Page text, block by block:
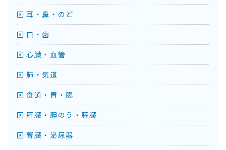
耳・鼻・のど
口・歯
心臓・血管
肺・気道
食道・胃・腸
肝臓・胆のう・膵臓
腎臓・泌尿器